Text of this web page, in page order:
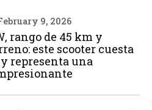
9, 2026
rango de 45 km y
este scooter cuesta
representa una